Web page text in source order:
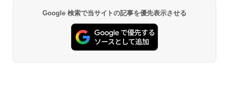
Google 検索で当サイトの記事を優先表示させる